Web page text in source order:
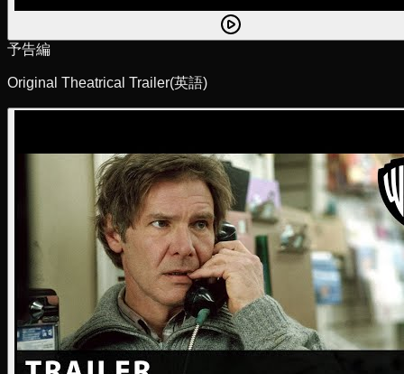
予告編
Original Theatrical Trailer(英語)